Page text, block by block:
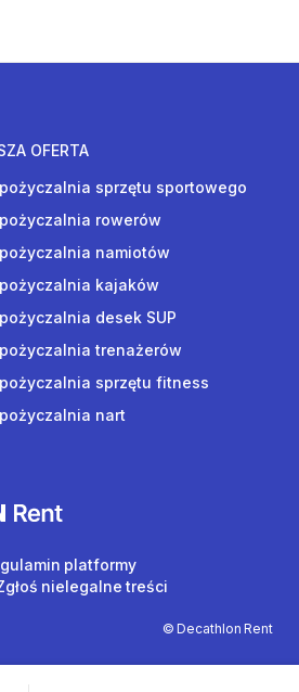
OFERTA
sprzętu sportowego
rowerów
namiotów
kajaków
desek SUP
trenażerów
sprzętu fitness
nart
© Decathlon Rent
platformy
nielegalne treści